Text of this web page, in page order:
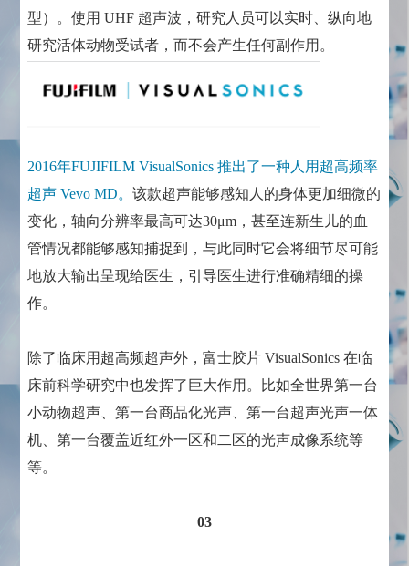
型）。使用 UHF 超声波，研究人员可以实时、纵向地
研究活体动物受试者，而不会产生任何副作用。
2016年FUJIFILM VisualSonics 推出了一种人用超高频率
超声 Vevo MD。该款超声能够感知人的身体更加细微的
变化，轴向分辨率最高可达30μm，甚至连新生儿的血
管情况都能够感知捕捉到，与此同时它会将细节尽可能
地放大输出呈现给医生，引导医生进行准确精细的操
作。
除了临床用超高频超声外，富士胶片 VisualSonics 在临
床前科学研究中也发挥了巨大作用。比如全世界第一台
小动物超声、第一台商品化光声、第一台超声光声一体
机、第一台覆盖近红外一区和二区的光声成像系统等
等。
03